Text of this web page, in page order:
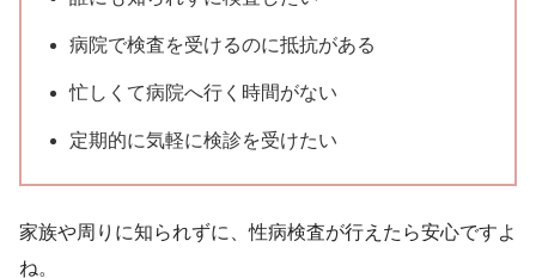
病院で検査を受けるのに抵抗がある
忙しくて病院へ行く時間がない
定期的に気軽に検診を受けたい
家族や周りに知られずに、性病検査が行えたら安心ですよ
ね。